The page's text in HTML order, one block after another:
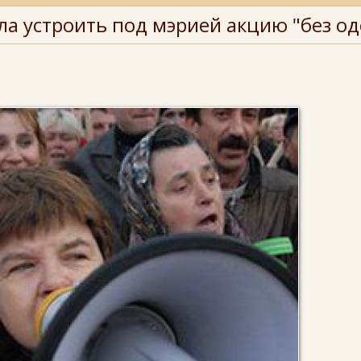
устроить под мэрией акцию "без